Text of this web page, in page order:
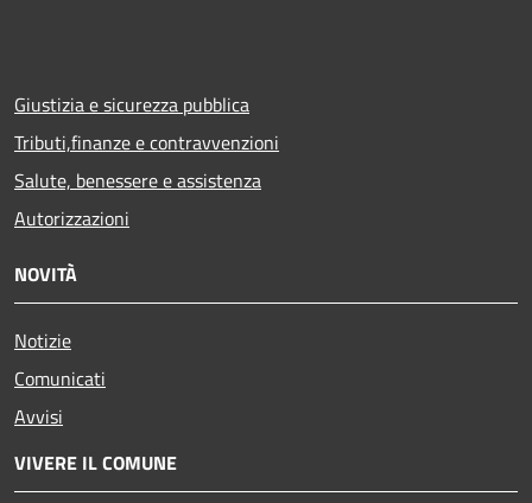
Giustizia e sicurezza pubblica
Tributi,finanze e contravvenzioni
Salute, benessere e assistenza
Autorizzazioni
NOVITÀ
Notizie
Comunicati
Avvisi
VIVERE IL COMUNE